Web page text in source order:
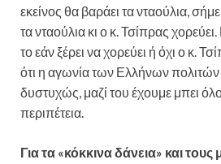
εκείνος θα βαράει τα νταούλια,
τα νταούλια κι ο κ. Τσίπρας
το εάν ξέρει να χορεύει ή όχι ο κ.
ότι η αγωνία των Ελλήνων πολιτών
δυστυχώς, μαζί του έχουμε μπει
περιπέτεια.
Για τα «κόκκινα δάνεια» και τους